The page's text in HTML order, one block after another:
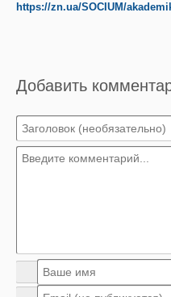
https://zn.ua/SOCIUM/
Добавить